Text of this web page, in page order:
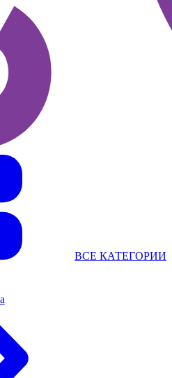
ВСЕ КАТЕГОРИИ